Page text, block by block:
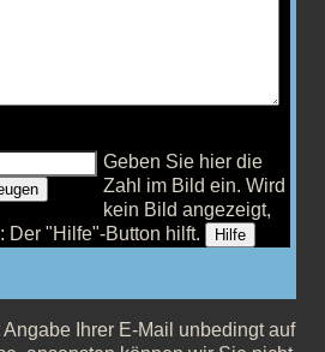
Geben Sie hier die
Zahl im Bild ein. Wird
kein Bild angezeigt,
Der "Hilfe"-Button hilft.
Hilfe
Ihrer E-Mail unbedingt auf